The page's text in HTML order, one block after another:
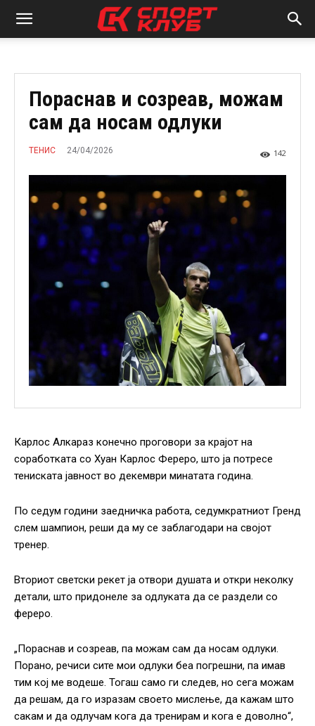
Пораснав и созреав, можам
сам да носам одлуки
ТЕНИС 24/04/2026 142
Карлос Алкараз конечно проговори за крајот на
соработката со Хуан Карлос Фереро, што ја потресе
тениската јавност во декември минатата година.
По седум години заедничка работа, седумкратниот Гренд
слем шампион, реши да му се заблагодари на својот
тренер.
Вториот светски рекет ја отвори душата и откри неколку
детали, што придонеле за одлуката да се раздели со
фереро.
„Пораснав и созреав, па можам сам да носам одлуки.
Порано, речиси сите мои одлуки беа погрешни, па имав
тим кој ме водеше. Тогаш само ги следев, но сега можам
да решам, да го изразам своето мислење, да кажам што
сакам и да одлучам кога да тренирам и кога е доволно“,